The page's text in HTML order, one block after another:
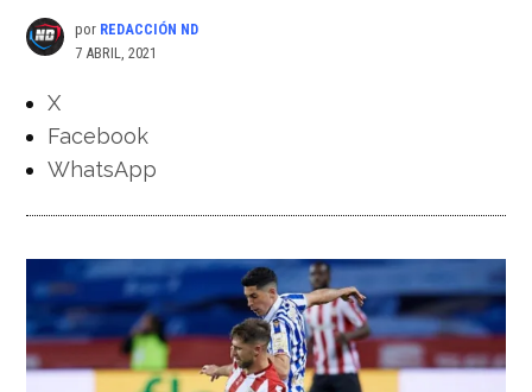
por REDACCIÓN ND
7 ABRIL, 2021
X
Facebook
WhatsApp